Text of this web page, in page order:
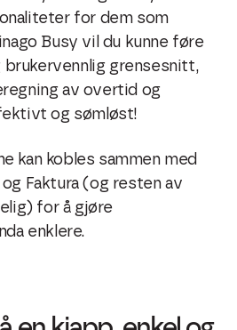
for dem som
Busy vil du kunne føre
grensesnitt,
av overtid og
og sømløst!
kan kobles sammen med
Faktura (og resten av
for å gjøre
enklere.